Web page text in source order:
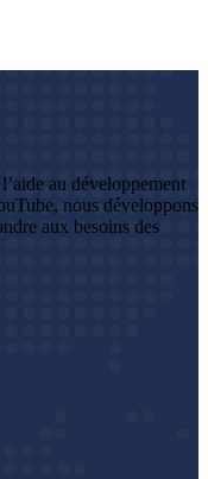
au développement
nous développons
aux besoins des